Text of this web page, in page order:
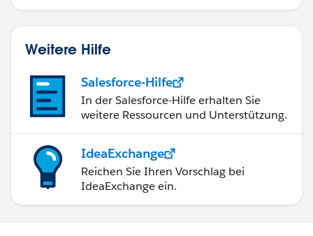
Weitere Hilfe
Salesforce-Hilfe
In der Salesforce-Hilfe erhalten Sie
weitere Ressourcen und Unterstützung.
IdeaExchange
Reichen Sie Ihren Vorschlag bei
IdeaExchange ein.